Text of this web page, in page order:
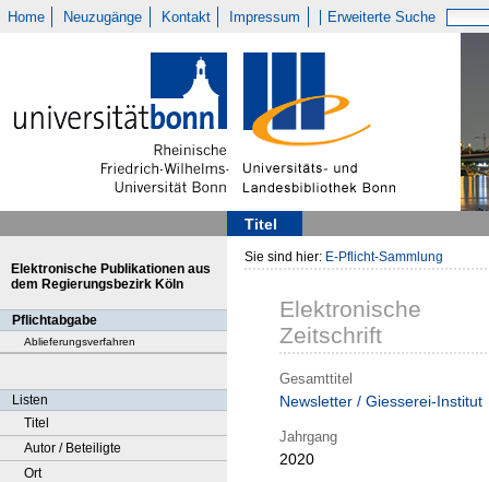
Home Neuzugänge Kontakt Impressum Erweiterte Suche
Titel
Elektronische Publikationen aus
dem Regierungsbezirk Köln
Pflichtabgabe
Ablieferungsverfahren
Listen
Titel
Autor / Beteiligte
Ort
Sie sind hier: E-Pflicht-Sammlung
Elektronische
Zeitschrift
Gesamttitel
Newsletter / Giesserei-Institut
Jahrgang
2020